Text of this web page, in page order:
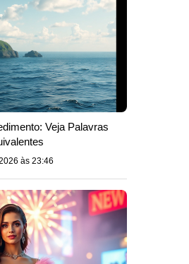
Veja Palavras
às 23:46